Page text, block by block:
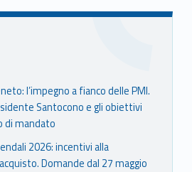
l’impegno a fianco delle PMI.
Santocono e gli obiettivi
di mandato
2026: incentivi alla
Domande dal 27 maggio